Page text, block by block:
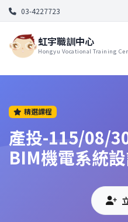
03-4227723
虹宇職訓中心
Hongyu Vocational Training
精選課程
產投-115/08/
BIM機電系統